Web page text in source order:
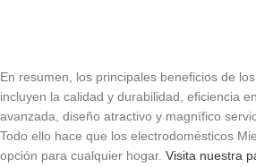
En resumen, los principales beneficios de
incluyen la calidad y durabilidad, eficiencia
avanzada, diseño atractivo y magnífico
Todo ello hace que los electrodomésticos
opción para cualquier hogar. Visita nuestra